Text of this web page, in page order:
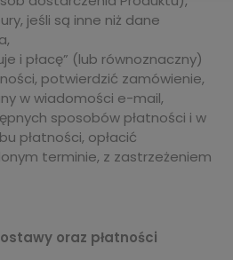
jeśli są inne niż dane
i płacę” (lub równoznaczny)
potwierdzić zamówienie,
w wiadomości e-mail,
sposobów płatności i w
płatności, opłacić
terminie, z zastrzeżeniem
oraz płatności